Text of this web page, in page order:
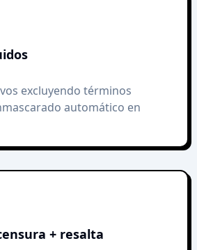
excluyendo términos
automático en
+ resalta